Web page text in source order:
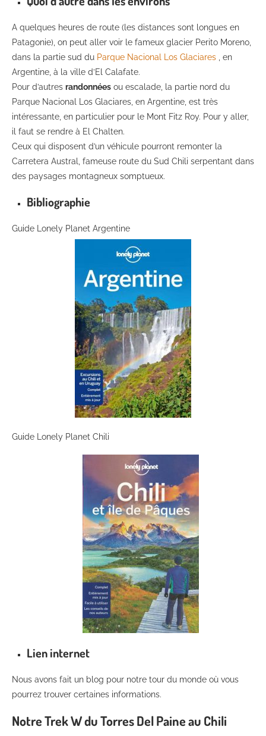
A quelques heures de route (les distances sont longues en
Patagonie), on peut aller voir le fameux glacier Perito Moreno,
dans la partie sud du Parque Nacional Los Glaciares , en
Argentine, à la ville d’El Calafate.
Pour d’autres randonnées ou escalade, la partie nord du
Parque Nacional Los Glaciares, en Argentine, est très
intéressante, en particulier pour le Mont Fitz Roy. Pour y aller,
il faut se rendre à El Chalten.
Ceux qui disposent d’un véhicule pourront remonter la
Carretera Austral, fameuse route du Sud Chili serpentant dans
des paysages montagneux somptueux.
Bibliographie
Guide Lonely Planet Argentine
Guide Lonely Planet Chili
Lien internet
Nous avons fait un blog pour notre tour du monde où vous
pourrez trouver certaines informations.
Notre Trek W du Torres Del Paine au Chili